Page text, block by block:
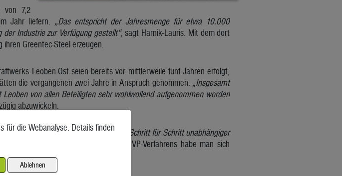
von 7,2
Jahr liefern. „Das entspricht der Jahresmenge für etwa 10.000
Industrie zur Verfügung gestellt“, sagt Harnik-Lauris. Mit dem dort
Greentec-Steel erzeugen.
Leoben-Ost seien bereits vor mittlerweile fünf Jahren erfolgt,
die vergangenen zwei Jahre in Anspruch genommen: „Insgesamt
von allen Beteiligten sehr wohlwollend aufgenommen worden
abzuwickeln.
Signal, dass wir uns in Österreich Schritt für Schritt unabhängiger
Lauris weiter. Im Rahmen des UVP-Verfahrens habe man sich
Begleitmaßnahmen zu setzen.
für die Webanalyse. Details finden
Ablehnen